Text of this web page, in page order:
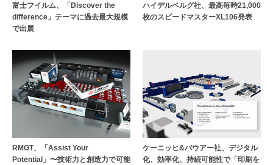
富士フイルム、「Discover the
difference」テーマに過去最大規模
で出展
ハイデルベルグ社、最高毎時21,000
枚のスピードマスターXL106発表
RMGT、「Assist Your
Potential」〜技術力と創造力で可能
ケーニッヒ&バウアー社、デジタル
化、効率化、持続可能性で「印刷を